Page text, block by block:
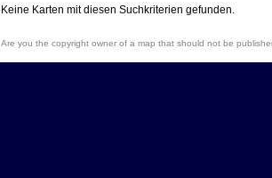
Keine Karten mit diesen Suchkriterien gefunden.
Are you the copyright owner of a map that should not be